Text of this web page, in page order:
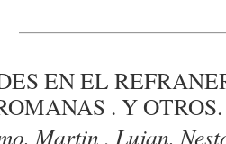
EN EL
. Y OTROS.
Martin . Lujan,